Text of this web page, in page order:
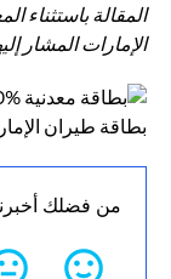
المقالة باستثناء
الإمارات المشار
من فضلك